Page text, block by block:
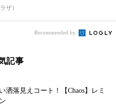
ザ）
Recommended by
記事
洒落見えコート！【Chaos】レミ